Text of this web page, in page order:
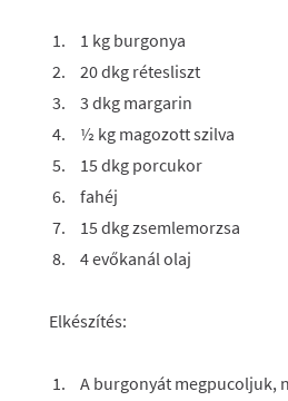
1 kg burgonya
20 dkg rétesliszt
3 dkg margarin
½ kg magozott szilva
15 dkg porcukor
fahéj
15 dkg zsemlemorzsa
4 evőkanál olaj
Elkészítés:
A burgonyát megpucoljuk,